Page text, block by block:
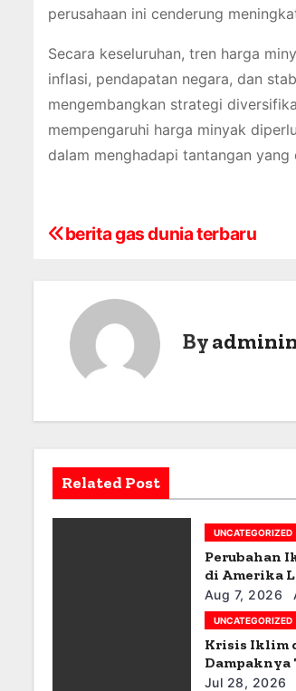
perusahaan ini cenderung
Secara keseluruhan, tren harga
inflasi, pendapatan negara, dan
mengembangkan strategi
mempengaruhi harga minyak
dalam menghadapi tantangan
P
a
v
i
berita gas dunia terbaru
By
Related Post
UNCATEGORIZED
Perubahan
di Amerika
Aug 7, 2026
UNCATEGORIZED
Krisis Iklim
Dampaknya
dan
Jul 28, 2026